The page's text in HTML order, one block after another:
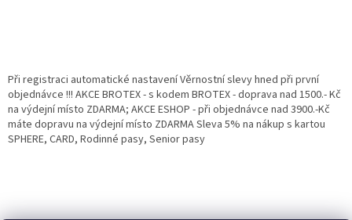
Při registraci automatické nastavení Věrnostní slevy hned při první
objednávce !!! AKCE BROTEX - s kodem BROTEX - doprava nad 1500.- Kč
na výdejní místo ZDARMA; AKCE ESHOP - při objednávce nad 3900.-Kč
máte dopravu na výdejní místo ZDARMA Sleva 5% na nákup s kartou
SPHERE, CARD, Rodinné pasy, Senior pasy